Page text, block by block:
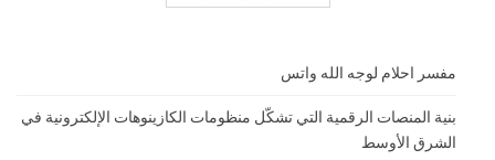
مفسر احلام لوجه الله واتس
بنية المنصات الرقمية التي تشكّل منظومات الكازينوهات الإلكترونية في
الشرق الأوسط